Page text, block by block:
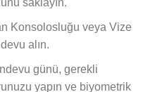
Konsolosluğu veya Vize
alın.
günü, gerekli
yapın ve biyometrik